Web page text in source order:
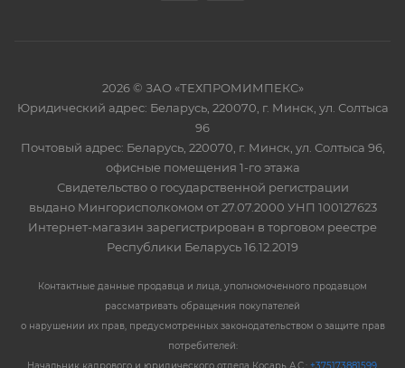
2026 © ЗАО «ТЕХПРОМИМПЕКС»
Юридический адрес: Беларусь, 220070, г. Минск, ул. Солтыса
96
Почтовый адрес: Беларусь, 220070, г. Минск, ул. Солтыса 96,
офисные помещения 1-го этажа
Свидетельство о государственной регистрации
выдано Мингорисполкомом от 27.07.2000 УНП 100127623
Интернет-магазин зарегистрирован в торговом реестре
Республики Беларусь 16.12.2019
Контактные данные продавца и лица, уполномоченного продавцом
рассматривать обращения покупателей
о нарушении их прав, предусмотренных законодательством о защите прав
потребителей: